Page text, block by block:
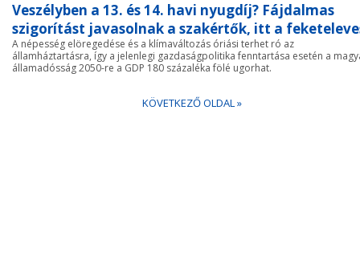
Veszélyben a 13. és 14. havi nyugdíj? Fájdalmas
szigorítást javasolnak a szakértők, itt a
A népesség elöregedése és a klímaváltozás óriási terhet ró az
államháztartásra, így a jelenlegi gazdaságpolitika fenntartása esetén a
államadósság 2050-re a GDP 180 százaléka fölé ugorhat.
KÖVETKEZŐ OLDAL »